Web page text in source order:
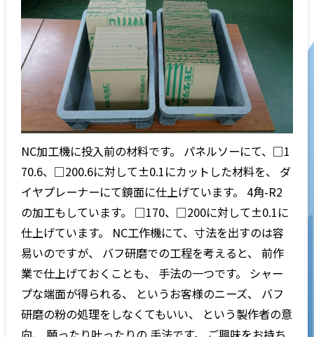
NC加工機に投入前の材料です。 パネルソーにて、□1
70.6、□200.6に対して±0.1にカットした材料を、 ダ
イヤプレーナーにて鏡面に仕上げています。 4角-R2
の加工もしています。 □170、□200に対して±0.1に
仕上げています。 NC工作機にて、寸法を出すのは容
易いのですが、 バフ研磨での工程を考えると、 前作
業で仕上げておくことも、 手法の一つです。 シャー
プな端面が得られる、 というお客様のニーズ、 バフ
研磨の粉の処理をしなくてもいい、 という製作者の意